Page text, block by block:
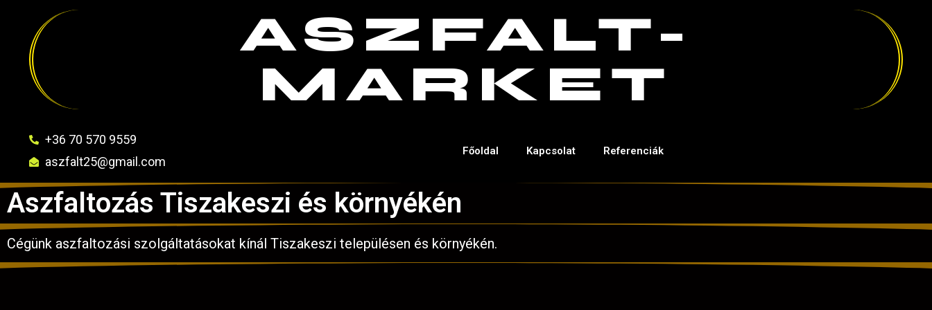
ASZFALT-
MARKET
+36 70 570 9559
aszfalt25@gmail.com
Főoldal Kapcsolat Referenciák
Aszfaltozás Tiszakeszi és környékén
Cégünk aszfaltozási szolgáltatásokat kínál Tiszakeszi településen és környékén.